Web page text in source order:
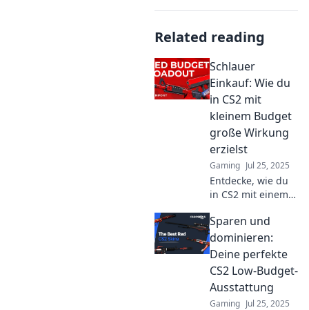
Related reading
Schlauer
Einkauf: Wie du
in CS2 mit
kleinem Budget
große Wirkung
erzielst
Gaming Jul 25, 2025
Entdecke, wie du
in CS2 mit einem
großartige
Ergebnisse
erzielst! Tipps und
Tricks für clevere
Einkäufe warten
auf dich!
Sparen und
dominieren:
Deine perfekte
CS2 Low-Budget-
Ausstattung
Gaming Jul 25, 2025